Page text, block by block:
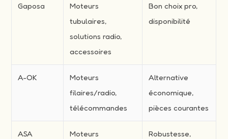
Gaposa
Moteurs
tubulaires,
solutions radio,
accessoires
Bon choix pro,
disponibilité
A-OK
Moteurs
filaires/radio,
télécommandes
Alternative
économique,
pièces courantes
ASA
Moteurs
Robustesse,